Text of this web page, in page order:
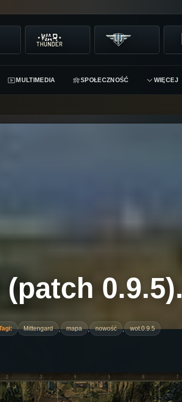
MULTIMEDIA SPOŁECZNOŚĆ WIĘCEJ
0.9.5).
Mittengard , mapa , nowość , wot.0.9.5